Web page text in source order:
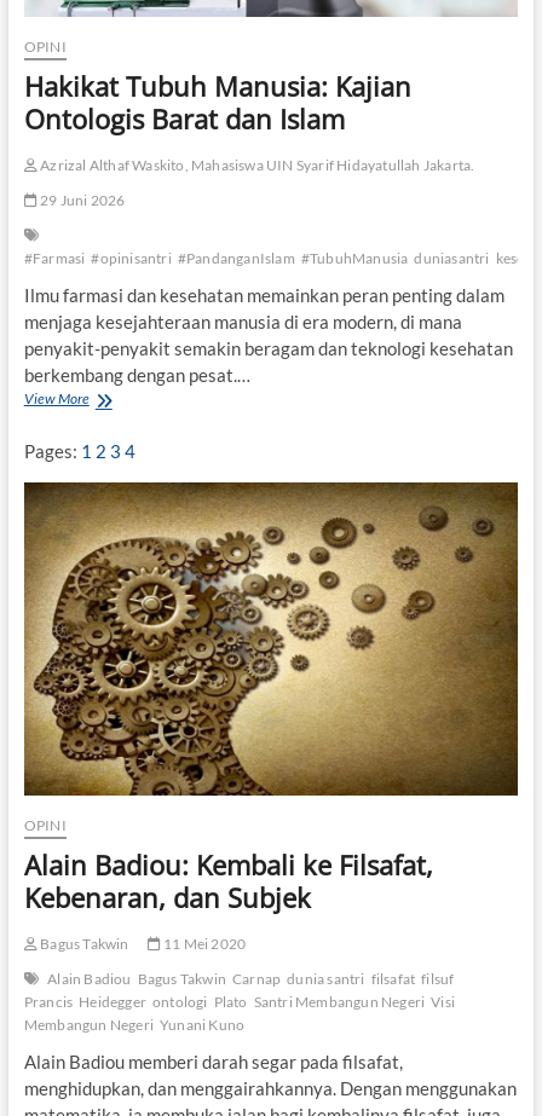
OPINI
Hakikat Tubuh Manusia: Kajian
Ontologis Barat dan Islam
Azrizal Althaf Waskito, Mahasiswa UIN Syarif Hidayatullah Jakarta.
29 Juni 2026
#Farmasi #opinisantri #PandanganIslam #TubuhManusia duniasantri
Ilmu farmasi dan kesehatan memainkan peran penting dalam
menjaga kesejahteraan manusia di era modern, di mana
penyakit-penyakit semakin beragam dan teknologi kesehatan
berkembang dengan pesat.…
View MoreH
i
k
a
t
T
u
b
u
h
M
a
n
u
s
i
a
i
n
n
t
o
o
g
Pages: 1 2 3 4
OPINI
Alain Badiou: Kembali ke Filsafat,
Kebenaran, dan Subjek
Bagus Takwin
11 Mei 2020
Alain Badiou Bagus Takwin Carnap dunia santri filsafat filsuf
Prancis Heidegger ontologi Plato Santri Membangun Negeri Visi
Membangun Negeri Yunani Kuno
Alain Badiou memberi darah segar pada filsafat,
menghidupkan, dan menggairahkannya. Dengan menggunakan